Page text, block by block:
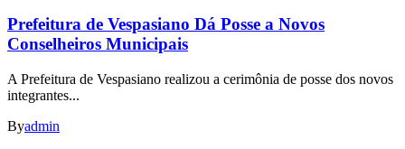
Prefeitura de Vespasiano Dá Posse a Novos
Conselheiros Municipais
A Prefeitura de Vespasiano realizou a cerimônia de posse dos novos
integrantes...
Byadmin